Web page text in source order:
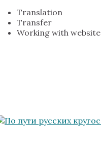
Translation
Transfer
Working with website